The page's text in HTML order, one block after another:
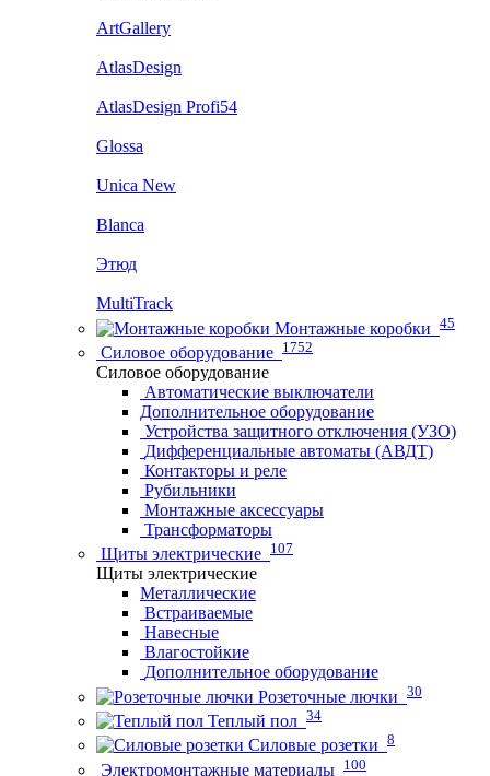
ArtGallery
AtlasDesign
AtlasDesign Profi54
Glossa
Unica New
Blanca
Этюд
MultiTrack
Монтажные коробки 45
Силовое оборудование 1752
Силовое оборудование
Автоматические выключатели
Дополнительное оборудование
Устройства защитного отключения (УЗО)
Дифференциальные автоматы (АВДТ)
Контакторы и реле
Рубильники
Монтажные аксессуары
Трансформаторы
Щиты электрические 107
Щиты электрические
Металлические
Встраиваемые
Навесные
Влагостойкие
Дополнительное оборудование
Розеточные лючки 30
Теплый пол 34
Силовые розетки 8
Электромонтажные материалы 100